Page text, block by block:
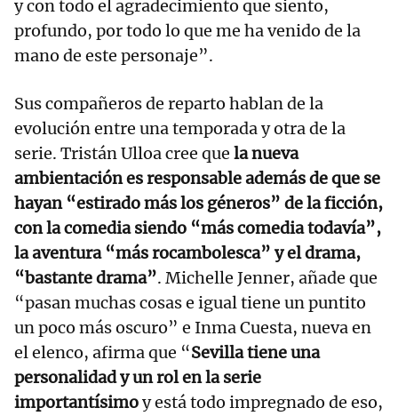
y con todo el agradecimiento que siento,
profundo, por todo lo que me ha venido de la
mano de este personaje”.
Sus compañeros de reparto hablan de la
evolución entre una temporada y otra de la
serie. Tristán Ulloa cree que la nueva
ambientación es responsable además de que se
hayan “estirado más los géneros” de la ficción,
con la comedia siendo “más comedia todavía”,
la aventura “más rocambolesca” y el drama,
“bastante drama”. Michelle Jenner, añade que
“pasan muchas cosas e igual tiene un puntito
un poco más oscuro” e Inma Cuesta, nueva en
el elenco, afirma que “Sevilla tiene una
personalidad y un rol en la serie
importantísimoy está todo impregnado de eso,